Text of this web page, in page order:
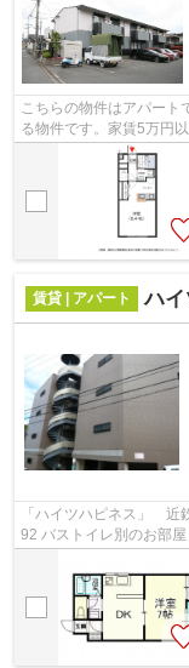
こちらの物件はアパート
る物件です。家賃5万円
近辺での物件情報：大好
賃貸 | アパート ハ
「ハイツハピネス」 近
92 バストイレ別のお部屋